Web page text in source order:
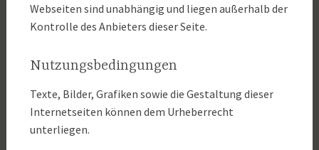
Webseiten sind unabhängig und liegen außerhalb der
Kontrolle des Anbieters dieser Seite.
Nutzungsbedingungen
Texte, Bilder, Grafiken sowie die Gestaltung dieser
Internetseiten können dem Urheberrecht
unterliegen.